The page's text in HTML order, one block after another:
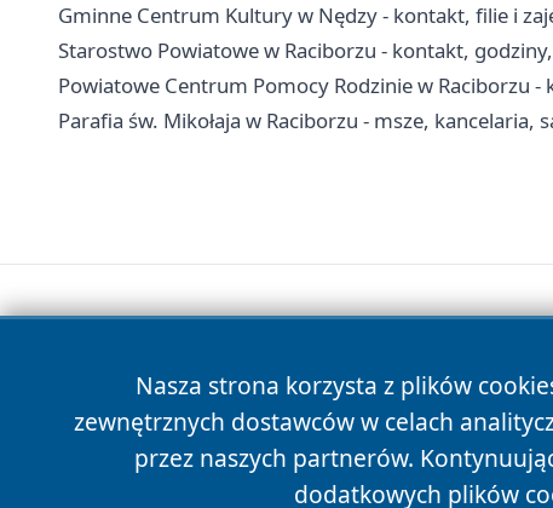
Gminne Centrum Kultury w Nędzy - kontakt, filie i
Starostwo Powiatowe w Raciborzu - kontakt,
Powiatowe Centrum Pomocy Rodzinie w Raciborzu
Parafia św. Mikołaja w Raciborzu - msze, kancelaria,
Nasza strona korzysta z plików
zewnętrznych dostawców w celach
przez naszych partnerów.
dodatkowych plików